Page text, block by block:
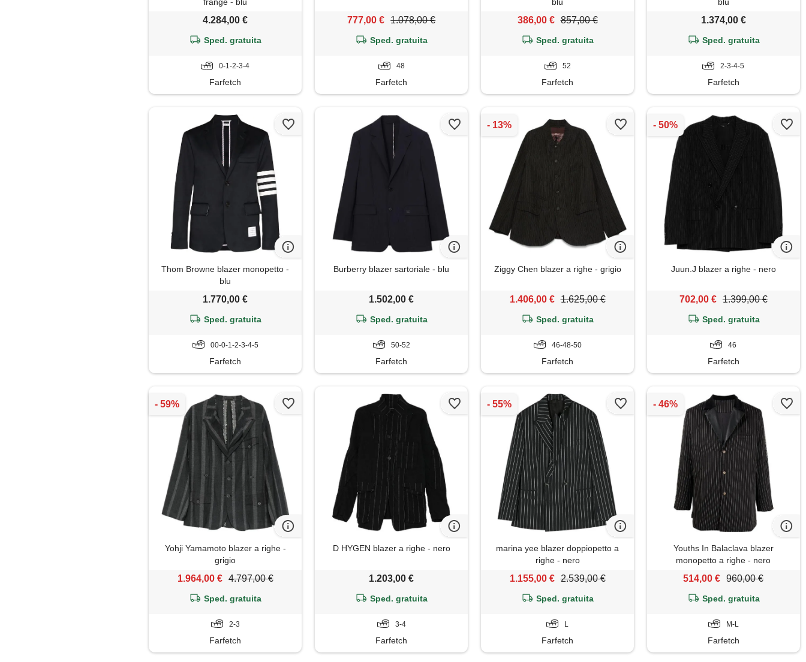
frange - blu
4.284,00 €
Sped. gratuita
0-1-2-3-4
Farfetch
777,00 € 1.078,00 €
Sped. gratuita
48
Farfetch
blu
386,00 € 857,00 €
Sped. gratuita
52
Farfetch
blu
1.374,00 €
Sped. gratuita
2-3-4-5
Farfetch
Thom Browne blazer monopetto -
blu
1.770,00 €
Sped. gratuita
00-0-1-2-3-4-5
Farfetch
Burberry blazer sartoriale - blu
1.502,00 €
Sped. gratuita
50-52
Farfetch
Ziggy Chen blazer a righe - grigio
1.406,00 € 1.625,00 €
Sped. gratuita
46-48-50
Farfetch
Juun.J blazer a righe - nero
702,00 € 1.399,00 €
Sped. gratuita
46
Farfetch
Yohji Yamamoto blazer a righe -
grigio
1.964,00 € 4.797,00 €
Sped. gratuita
2-3
Farfetch
D HYGEN blazer a righe - nero
1.203,00 €
Sped. gratuita
3-4
Farfetch
marina yee blazer doppiopetto a
righe - nero
1.155,00 € 2.539,00 €
Sped. gratuita
L
Farfetch
Youths In Balaclava blazer
monopetto a righe - nero
514,00 € 960,00 €
Sped. gratuita
M-L
Farfetch